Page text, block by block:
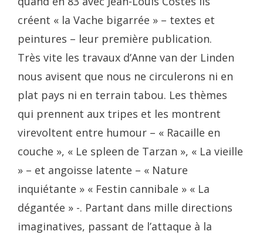
créent « la Vache bigarrée » – textes et
peintures – leur première publication.
Très vite les travaux d’Anne van der Linden
nous avisent que nous ne circulerons ni en
plat pays ni en terrain tabou. Les thèmes
qui prennent aux tripes et les montrent
virevoltent entre humour – « Racaille en
couche », « Le spleen de Tarzan », « La vieille
» – et angoisse latente – « Nature
inquiétante » « Festin cannibale » « La
dégantée » -. Partant dans mille directions
imaginatives, passant de l’attaque à la